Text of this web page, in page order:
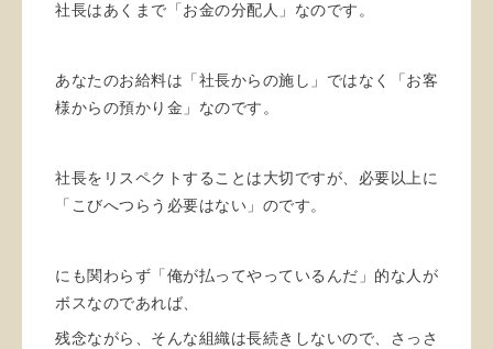
社長はあくまで「お金の分配人」なのです。
あなたのお給料は「社長からの施し」ではなく「お客
様からの預かり金」なのです。
社長をリスペクトすることは大切ですが、必要以上に
「こびへつらう必要はない」のです。
にも関わらず「俺が払ってやっているんだ」的な人が
ボスなのであれば、
残念ながら、そんな組織は長続きしないので、さっさ